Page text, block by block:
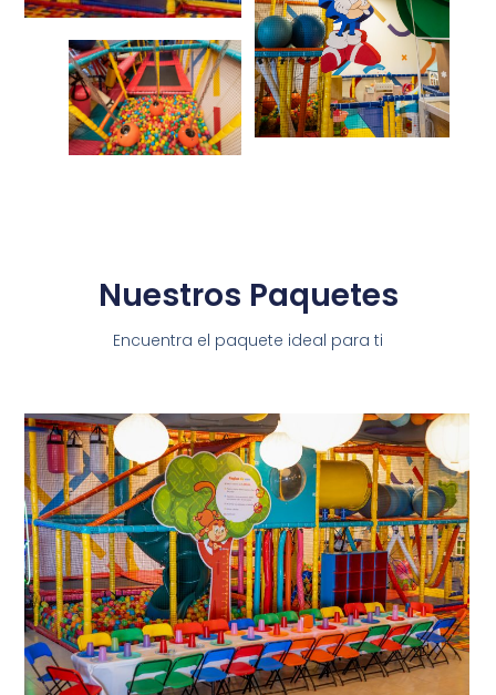
Nuestros Paquetes
Encuentra el paquete ideal para ti